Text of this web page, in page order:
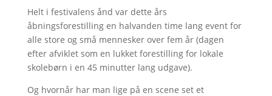
Helt i festivalens ånd var dette års
åbningsforestilling en halvanden time lang event for
alle store og små mennesker over fem år (dagen
efter afviklet som en lukket forestilling for lokale
skolebørn i en 45 minutter lang udgave).
Og hvornår har man lige på en scene set et